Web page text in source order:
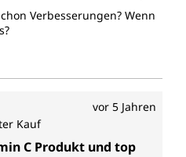
Verbesserungen? Wenn
vor 5 Jahren
von 5 von 5 Sternen
Kauf
C Produkt und top